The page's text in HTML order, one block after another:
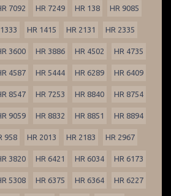
7092 HR 7249 HR 138 HR 9085
HR 1415 HR 2131 HR 2335
3600 HR 3886 HR 4502 HR 4735
4587 HR 5444 HR 6289 HR 6409
8547 HR 7253 HR 8840 HR 8754
9059 HR 8832 HR 8851 HR 8894
958 HR 2013 HR 2183 HR 2967
3820 HR 6421 HR 6034 HR 6173
5308 HR 6375 HR 6364 HR 6227